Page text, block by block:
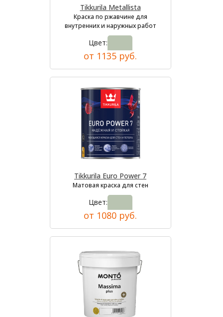
Tikkurila Metallista
Краска по ржавчине для
внутренних и наружных работ
Цвет:
от 1135 руб.
Tikkurila Euro Power 7
Матовая краска для стен
Цвет:
от 1080 руб.